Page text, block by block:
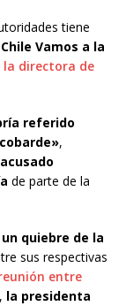
tiene
Vamos a la
la directora de
referido
,
de parte de la
quiebre de la
sus respectivas
entre
, la presidenta